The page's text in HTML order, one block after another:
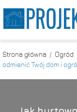
Strona główna / Ogród
odmienić Twój dom i